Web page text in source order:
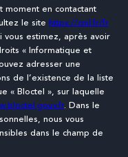
en contactant
le site https://cnil.fr/fr
vous estimez, après avoir
« Informatique et
adresser une
de l’existence de la liste
« Bloctel », sur laquelle
. Dans le
nous vous
dans le champ de